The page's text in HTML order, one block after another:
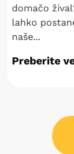
domačo
lahko
naše...
Preberite